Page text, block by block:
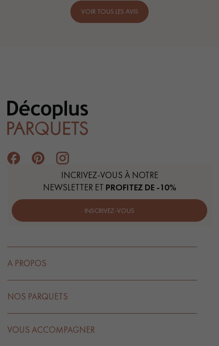
VOIR TOUS LES AVIS
INCRIVEZ-VOUS À NOTRE
NEWSLETTER ET PROFITEZ DE -10%
INSCRIVEZ-VOUS
A PROPOS
NOS PARQUETS
VOUS ACCOMPAGNER